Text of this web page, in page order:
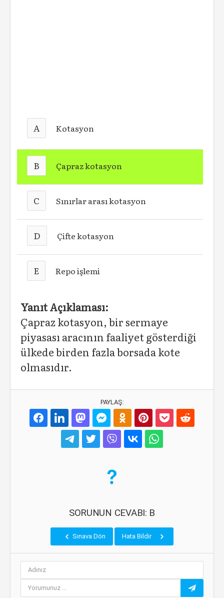
A Kotasyon
B Çapraz kotasyon
C Sınırlar arası kotasyon
D Çifte kotasyon
E Repo işlemi
Yanıt Açıklaması:
Çapraz kotasyon, bir sermaye
piyasası aracının faaliyet gösterdiği
ülkede birden fazla borsada kote
olmasıdır.
PAYLAŞ:
SORUNUN CEVABI: B
Sınava Dön Hata Bildir